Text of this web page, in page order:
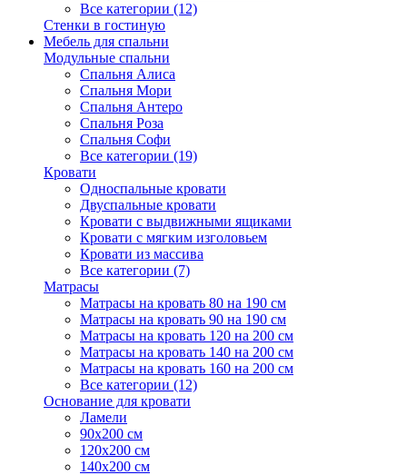
Все категории (12)
Стенки в гостиную
Мебель для спальни
Модульные спальни
Спальня Алиса
Спальня Мори
Спальня Антеро
Спальня Роза
Спальня Софи
Все категории (19)
Кровати
Односпальные кровати
Двуспальные кровати
Кровати с выдвижными ящиками
Кровати с мягким изголовьем
Кровати из массива
Все категории (7)
Матрасы
Матрасы на кровать 80 на 190 см
Матрасы на кровать 90 на 190 см
Матрасы на кровать 120 на 200 см
Матрасы на кровать 140 на 200 см
Матрасы на кровать 160 на 200 см
Все категории (12)
Основание для кровати
Ламели
90х200 см
120х200 см
140х200 см